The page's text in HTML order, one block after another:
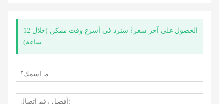
الحصول على آخر سعر؟ سنرد في أسرع وقت ممكن (خلال 12
ساعة)